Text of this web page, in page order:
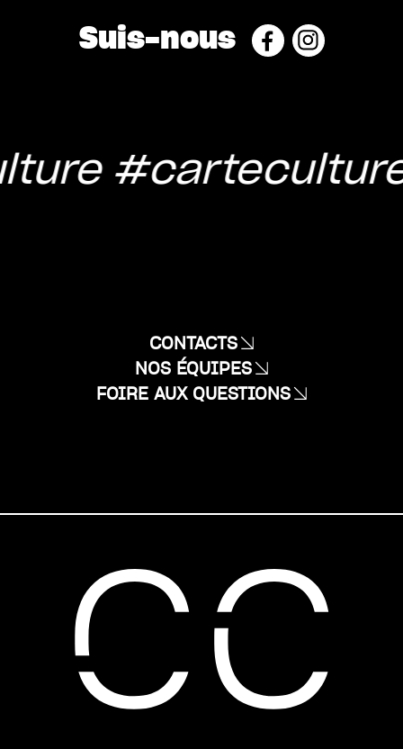
Suis-nous
#carteculture
CONTACTS
NOS ÉQUIPES
FOIRE AUX QUESTIONS